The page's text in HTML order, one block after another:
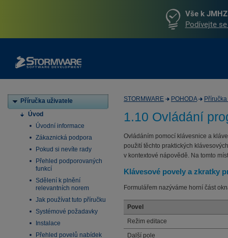
Vše k
Podívejte
Příručka uživatele
Úvod
Úvodní informace
Zákaznická podpora
Pokud si nevíte rady
Přehled podporovaných
funkcí
Sdělení k plnění
relevantních norem
Jak používat tuto příručku
Systémové požadavky
Instalace
Přehled povelů nabídek
STORMWARE POHODA
1.10 Ovládání
Ovládáním pomocí klávesnice a
použití těchto praktických
v kontextové nápovědě. Na tomto
Klávesové povely a zkratky
Formulářem nazýváme horní část
Povel
Režim editace
Další pole